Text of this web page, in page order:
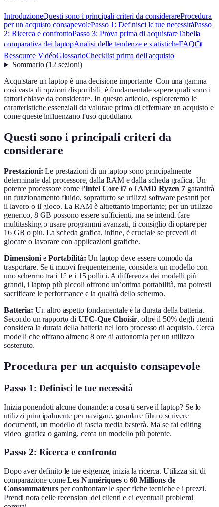
IntroduzioneQuesti sono i principali criteri da considerareProcedura
per un acquisto consapevolePasso 1: Definisci le tue necessitàPasso
2: Ricerca e confrontoPasso 3: Prova prima di acquistareTabella
comparativa dei laptopAnalisi delle tendenze e statisticheFAQ📺
Ressource VidéoGlossarioChecklist prima dell'acquisto
Sommario(12 sezioni)
Acquistare un laptop è una decisione importante. Con una gamma
così vasta di opzioni disponibili, è fondamentale sapere quali sono i
fattori chiave da considerare. In questo articolo, esploreremo le
caratteristiche essenziali da valutare prima di effettuare un acquisto e
come queste influenzano l'uso quotidiano.
Questi sono i principali criteri da
considerare
Prestazioni: Le prestazioni di un laptop sono principalmente
determinate dal processore, dalla RAM e dalla scheda grafica. Un
potente processore come l'Intel Core i7 o l'AMD Ryzen 7 garantirà
un funzionamento fluido, soprattutto se utilizzi software pesanti per
il lavoro o il gioco. La RAM è altrettanto importante; per un utilizzo
generico, 8 GB possono essere sufficienti, ma se intendi fare
multitasking o usare programmi avanzati, ti consiglio di optare per
16 GB o più. La scheda grafica, infine, è cruciale se prevedi di
giocare o lavorare con applicazioni grafiche.
Dimensioni e Portabilità: Un laptop deve essere comodo da
trasportare. Se ti muovi frequentemente, considera un modello con
uno schermo tra i 13 e i 15 pollici. A differenza dei modelli più
grandi, i laptop più piccoli offrono un’ottima portabilità, ma potresti
sacrificare le performance e la qualità dello schermo.
Batteria: Un altro aspetto fondamentale è la durata della batteria.
Secondo un rapporto di UFC-Que Choisir, oltre il 50% degli utenti
considera la durata della batteria nel loro processo di acquisto. Cerca
modelli che offrano almeno 8 ore di autonomia per un utilizzo
sostenuto.
Procedura per un acquisto consapevole
Passo 1: Definisci le tue necessità
Inizia ponendoti alcune domande: a cosa ti serve il laptop? Se lo
utilizzi principalmente per navigare, guardare film o scrivere
documenti, un modello di fascia media basterà. Ma se fai editing
video, grafica o gaming, cerca un modello più potente.
Passo 2: Ricerca e confronto
Dopo aver definito le tue esigenze, inizia la ricerca. Utilizza siti di
comparazione come Les Numériques o 60 Millions de
Consommateurs per confrontare le specifiche tecniche e i prezzi.
Prendi nota delle recensioni dei clienti e di eventuali problemi